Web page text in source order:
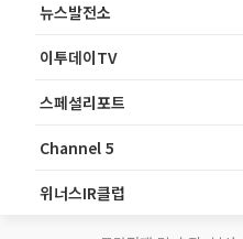
뉴스발전소
이투데이TV
스페셜리포트
Channel 5
위너스IR클럽